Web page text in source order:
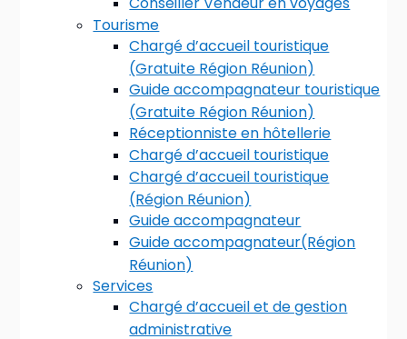
Tourisme
Chargé d’accueil touristique
(Gratuite Région Réunion)
Guide accompagnateur touristique
(Gratuite Région Réunion)
Réceptionniste en hôtellerie
Chargé d’accueil touristique
Chargé d’accueil touristique
(Région Réunion)
Guide accompagnateur
Guide accompagnateur(Région
Réunion)
Services
Chargé d’accueil et de gestion
administrative